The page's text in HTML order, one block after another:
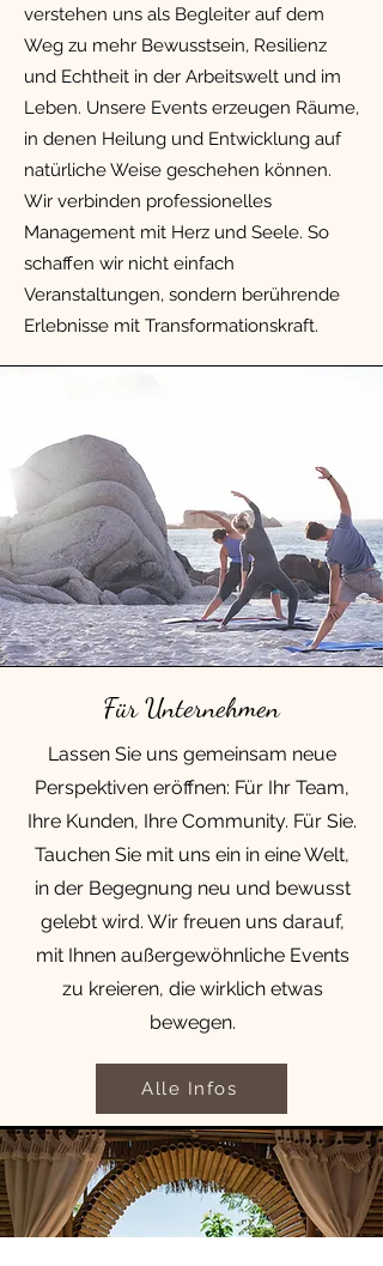
verstehen uns als Begleiter auf dem
Weg zu mehr Bewusstsein, Resilienz
und Echtheit in der Arbeitswelt und im
Leben. Unsere Events erzeugen Räume,
in denen Heilung und Entwicklung auf
natürliche Weise geschehen können.
Wir verbinden professionelles
Management mit Herz und Seele. So
schaffen wir nicht einfach
Veranstaltungen, sondern berührende
Erlebnisse mit Transformationskraft.​
Für Unternehmen
Lassen Sie uns gemeinsam neue
Perspektiven eröffnen: Für Ihr Team,
Ihre Kunden, Ihre Community. Für Sie.
Tauchen Sie mit uns ein in eine Welt,
in der Begegnung neu und bewusst
gelebt wird. Wir freuen uns darauf,
mit Ihnen außergewöhnliche Events
zu kreieren, die wirklich etwas
bewegen.
Alle Infos